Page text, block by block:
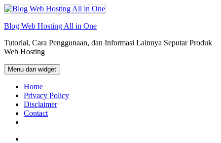
Langsung
ke
isi
Blog Web Hosting All in One
Tutorial, Cara Penggunaan, dan Informasi Lainnya Seputar Produk
Web Hosting
Menu dan widget
Home
Privacy Policy
Disclaimer
Contact